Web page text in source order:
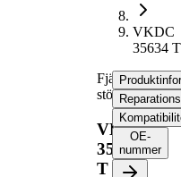
VKDC
35634 T
Fjäderbens-
stödlager
VKDC
35634
T
OE-
nummer